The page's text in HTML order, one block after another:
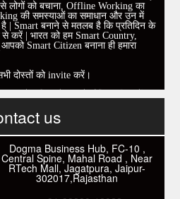
से करें | भारत को हम Smart Country,
Smart Citizen बनाना ही हमारा
दोस्तों को invite करें।
करें। जिस से आप के दैनिक जीवन में
ओर धन कि बहुत बचत होगी।
लेनी हो तो कम से कम एक बार
us
Dogma Business Hub, FC-10 ,
Central Spine, Mahal Road , Near
RTech Mall, Jagatpura, Jaipur-
302017,Rajasthan